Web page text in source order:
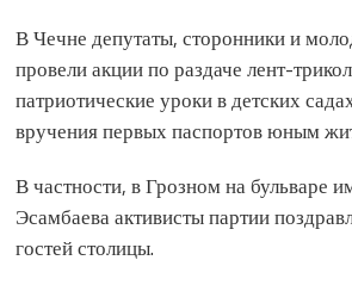
В Чечне депутаты, сторонники и
провели акции по раздаче лент-
патриотические уроки в детских
вручения первых паспортов юным
В частности, в Грозном на бульваре
Эсамбаева активисты партии
гостей столицы.